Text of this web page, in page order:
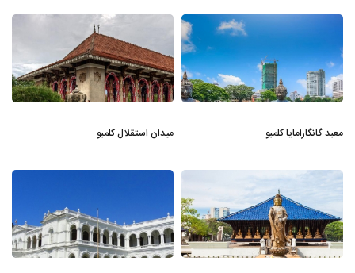
معبد گانگارامایا کلمبو میدان استقلال کلمبو